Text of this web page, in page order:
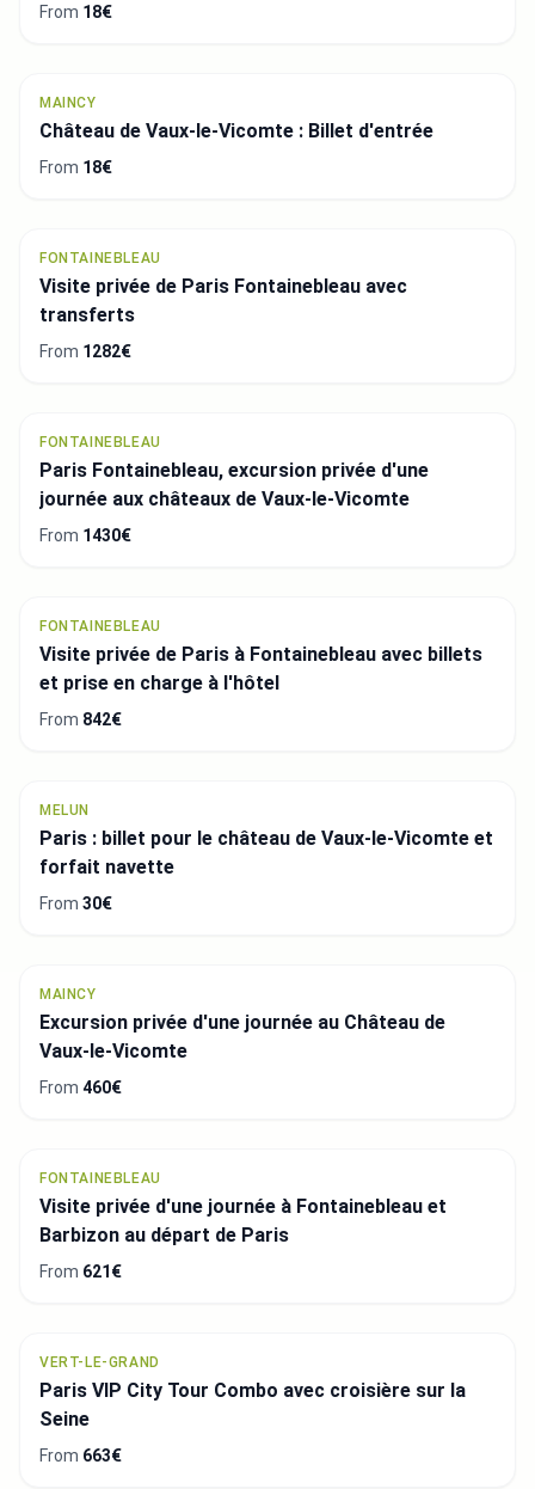
From 18€
MAINCY
Château de Vaux-le-Vicomte : Billet d'entrée
From 18€
FONTAINEBLEAU
Visite privée de Paris Fontainebleau avec
transferts
From 1282€
FONTAINEBLEAU
Paris Fontainebleau, excursion privée d'une
journée aux châteaux de Vaux-le-Vicomte
From 1430€
FONTAINEBLEAU
Visite privée de Paris à Fontainebleau avec billets
et prise en charge à l'hôtel
From 842€
MELUN
Paris : billet pour le château de Vaux-le-Vicomte et
forfait navette
From 30€
MAINCY
Excursion privée d'une journée au Château de
Vaux-le-Vicomte
From 460€
FONTAINEBLEAU
Visite privée d'une journée à Fontainebleau et
Barbizon au départ de Paris
From 621€
VERT-LE-GRAND
Paris VIP City Tour Combo avec croisière sur la
Seine
From 663€